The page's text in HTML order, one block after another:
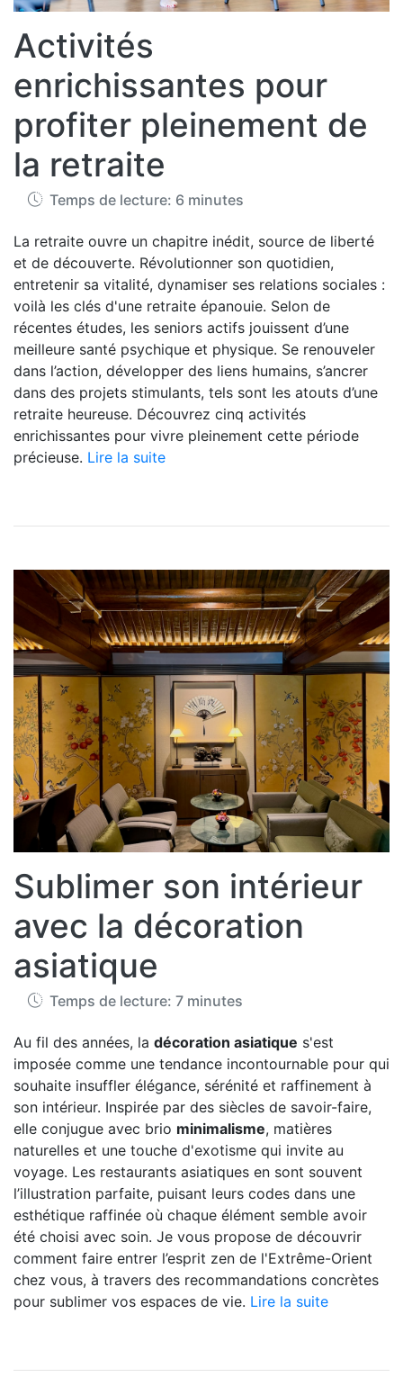
Activités
enrichissantes pour
profiter pleinement de
la retraite
Temps de lecture: 6 minutes
La retraite ouvre un chapitre inédit, source de liberté
et de découverte. Révolutionner son quotidien,
entretenir sa vitalité, dynamiser ses relations sociales :
voilà les clés d'une retraite épanouie. Selon de
récentes études, les seniors actifs jouissent d’une
meilleure santé psychique et physique. Se renouveler
dans l’action, développer des liens humains, s’ancrer
dans des projets stimulants, tels sont les atouts d’une
retraite heureuse. Découvrez cinq activités
enrichissantes pour vivre pleinement cette période
précieuse. Lire la suite
Sublimer son intérieur
avec la décoration
asiatique
Temps de lecture: 7 minutes
Au fil des années, la décoration asiatique s'est
imposée comme une tendance incontournable pour qui
souhaite insuffler élégance, sérénité et raffinement à
son intérieur. Inspirée par des siècles de savoir-faire,
elle conjugue avec brio minimalisme, matières
naturelles et une touche d'exotisme qui invite au
voyage. Les restaurants asiatiques en sont souvent
l’illustration parfaite, puisant leurs codes dans une
esthétique raffinée où chaque élément semble avoir
été choisi avec soin. Je vous propose de découvrir
comment faire entrer l’esprit zen de l'Extrême-Orient
chez vous, à travers des recommandations concrètes
pour sublimer vos espaces de vie. Lire la suite